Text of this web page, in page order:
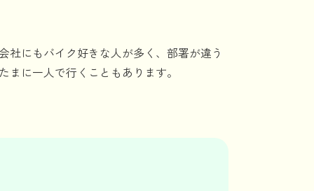
にもバイク好きな人が多く、部署が違う
に一人で行くこともあります。